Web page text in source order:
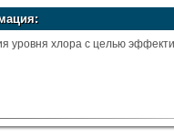
уровня хлора с целью